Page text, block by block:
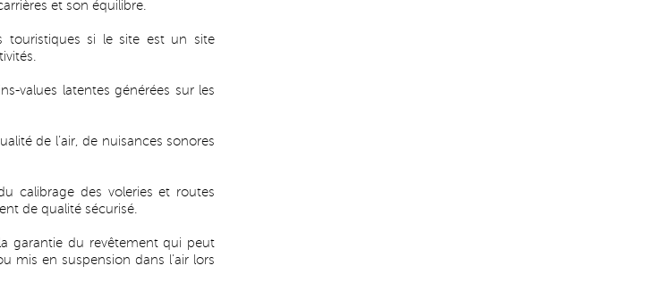
et son équilibre.
touristiques si le site est un site
values latentes générées sur les
de l’air, de nuisances sonores
calibrage des voleries et routes
de qualité sécurisé.
garantie du revêtement qui peut
mis en suspension dans l’air lors